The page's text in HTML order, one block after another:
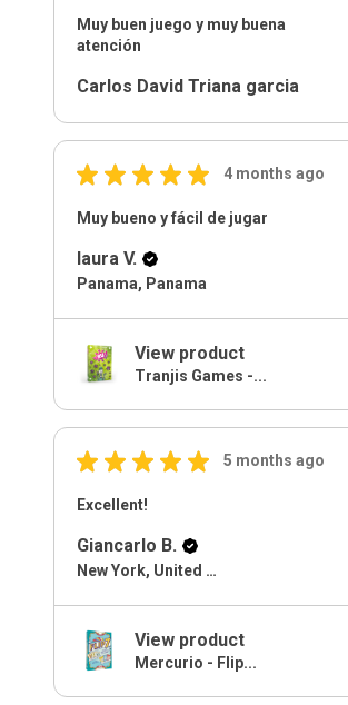
Muy buen juego y muy buena
atención
Carlos David Triana garcia
★ ★ ★ ★ ★ 4 months ago
Muy bueno y fácil de jugar
laura V.
Panama, Panama
View product
Tranjis Games -...
★ ★ ★ ★ ★ 5 months ago
Excellent!
Giancarlo B.
New York, United States
View product
Mercurio - Flip...